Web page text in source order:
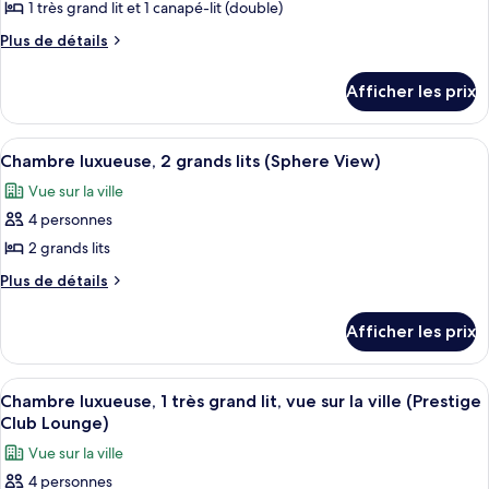
grand
lit
View)
photos
pour
de
chambre :
Chambre
luxueuse,
très
grand
lit
canapé-
lit
1 très grand lit et 1 canapé-lit (double)
Plus de détails
Plus
Chambre
luxueuse,
1
grand
lit
canapé-
lit
Afficher les prix
Afficher
toutes
les
photos
pour
ce
chambre :
Chambre
luxueuse,
2
grands
lits
Une chambre d’hôtel avec une
6
Chambre luxueuse, 2 grands lits (Sphere View)
Vue sur la ville
4 personnes
2 grands lits
Plus de détails
Plus
Chambre
luxueuse,
2
grands
(Sphere
View)
Afficher les prix
Afficher
toutes
les
photos
9
Chambre luxueuse, 1 très grand lit, vue sur la ville (Prestige
Club Lounge)
Vue sur la ville
4 personnes